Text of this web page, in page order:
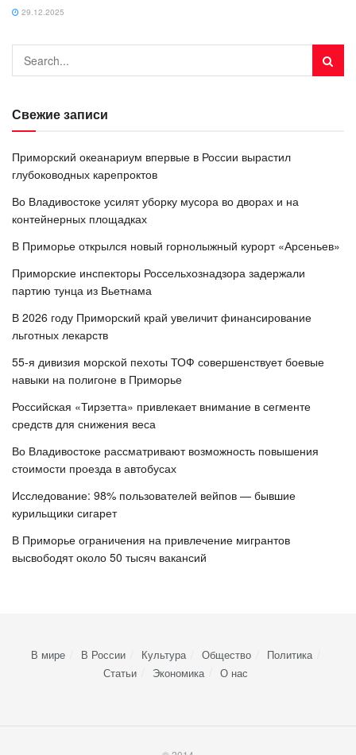
29.12.2025
Свежие записи
Приморский океанариум впервые в России вырастил
глубоководных карепроктов
Во Владивостоке усилят уборку мусора во дворах и на
контейнерных площадках
В Приморье открылся новый горнолыжный курорт «Арсеньев»
Приморские инспекторы Россельхознадзора задержали
партию тунца из Вьетнама
В 2026 году Приморский край увеличит финансирование
льготных лекарств
55-я дивизия морской пехоты ТОФ совершенствует боевые
навыки на полигоне в Приморье
Российская «Тирзетта» привлекает внимание в сегменте
средств для снижения веса
Во Владивостоке рассматривают возможность повышения
стоимости проезда в автобусах
Исследование: 98% пользователей вейпов — бывшие
курильщики сигарет
В Приморье ограничения на привлечение мигрантов
высвободят около 50 тысяч вакансий
В мире В России Культура Общество
Политика
Статьи
Экономика О нас